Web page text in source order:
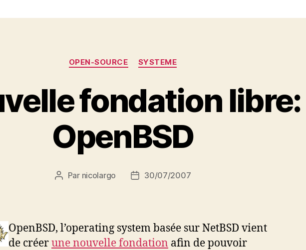
Catégories
OPEN-SOURCE SYSTEME
fondation libre:
OpenBSD
Auteur
Par nicolargo
Date30/07/2007
OpenBSD, l’operating system basée sur NetBSD vient
de créerune nouvelle fondation afin de pouvoir